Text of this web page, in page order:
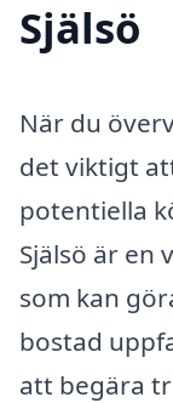
Själsö
När du
det viktigt
potentiella
Själsö är en
som kan
bostad
att begära